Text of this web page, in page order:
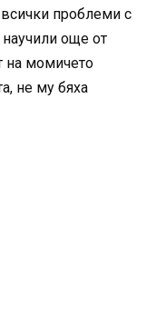
проблеми с
още от
на момичето
не му бяха